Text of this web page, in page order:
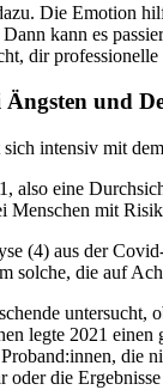
Die Emotion
kann es
dir
und
intensiv mit
also eine
Menschen mit
(4) aus der
solche, die auf
legte 2021
die
oder die